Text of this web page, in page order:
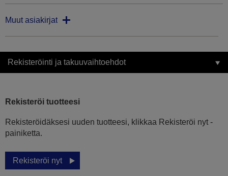
Muut asiakirjat
Rekisteröinti ja takuuvaihtoehdot
Rekisteröi tuotteesi
Rekisteröidäksesi uuden tuotteesi, klikkaa Rekisteröi nyt -
painiketta.
Rekisteröi nyt